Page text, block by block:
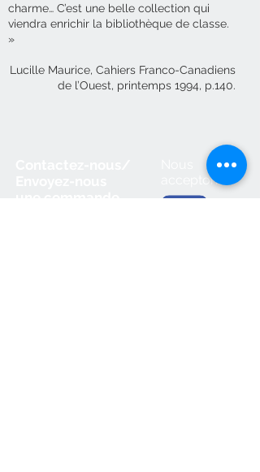
charme… C’est une belle collection qui
viendra enrichir la bibliothèque de classe.
»
Lucille Maurice, Cahiers Franco-Canadiens
de l’Ouest, printemps 1994, p.140.
acceptons